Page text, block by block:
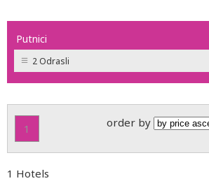
Putnici
2 Odrasli
1 order by
1 Hotels